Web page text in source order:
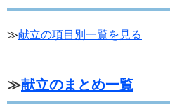
≫献立の項目別一覧を見る
≫献立のまとめ一覧